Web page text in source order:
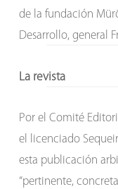
de la fundación
Desarrollo, general
La revista
Por el Comité
el licenciado
esta publicación
“pertinente,